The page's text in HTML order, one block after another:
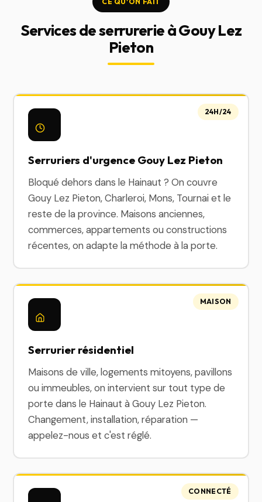
Services de serrurerie à Gouy Lez
Pieton
Serruriers d'urgence Gouy Lez Pieton
Bloqué dehors dans le Hainaut ? On couvre
Gouy Lez Pieton, Charleroi, Mons, Tournai et le
reste de la province. Maisons anciennes,
commerces, appartements ou constructions
récentes, on adapte la méthode à la porte.
24H/24
Serrurier résidentiel
Maisons de ville, logements mitoyens, pavillons
ou immeubles, on intervient sur tout type de
porte dans le Hainaut à Gouy Lez Pieton.
Changement, installation, réparation —
appelez-nous et c'est réglé.
MAISON
CONNECTÉ